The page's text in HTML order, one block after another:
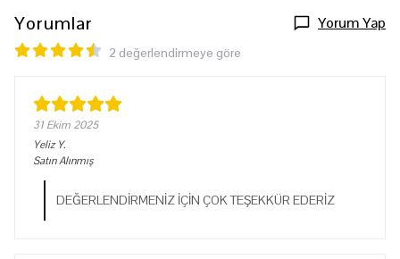
Yorumlar Yorum Yap
2 değerlendirmeye göre
31 Ekim 2025
YelizY.
Satın Alınmış
DEĞERLENDİRMENİZ İÇİN ÇOK TEŞEKKÜR EDERİZ